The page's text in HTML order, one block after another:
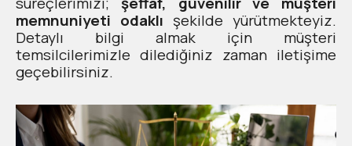
memnuniyeti odaklı şekilde yürütmekteyiz.
Detaylı bilgi almak için müşteri
temsilcilerimizle dilediğiniz zaman iletişime
geçebilirsiniz.